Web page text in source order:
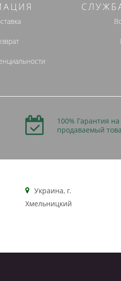
100% Гарантия на
продаваемый
Украина, г.
Хмельницкий